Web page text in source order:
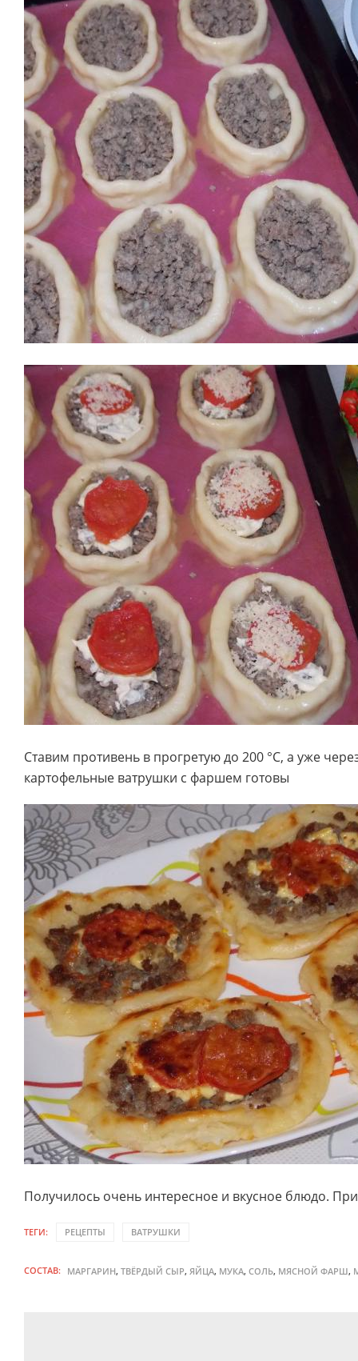
Ставим противень в прогретую до 200 °C, а уже
картофельные ватрушки с фаршем готовы
Получилось очень интересное и вкусное блюдо.
ТЕГИ: РЕЦЕПТЫ ВАТРУШКИ
СОСТАВ: МАРГАРИН, ТВЁРДЫЙ СЫР, ЯЙЦА, МУКА, СОЛЬ, МЯСНОЙ ФАРШ,